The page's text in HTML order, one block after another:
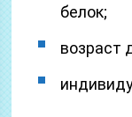
белок;
возраст